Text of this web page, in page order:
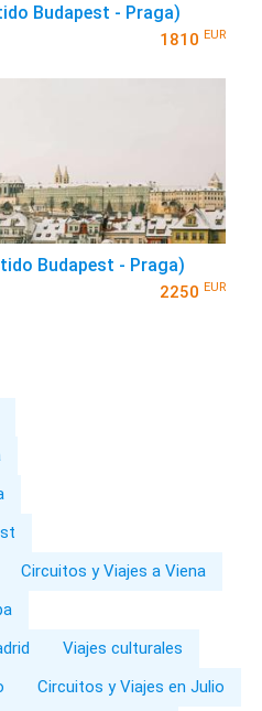
Budapest - Praga)
1810 EUR
Budapest - Praga)
2250 EUR
Circuitos y Viajes a Viena
Viajes culturales
Circuitos y Viajes en Julio